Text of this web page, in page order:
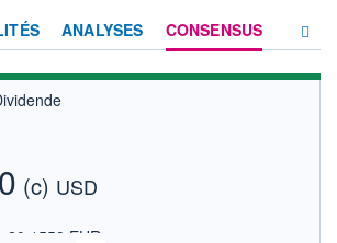
ANALYSES CONSENSUS
ACTIONNAIRES
(c) USD
20,1558 EUR